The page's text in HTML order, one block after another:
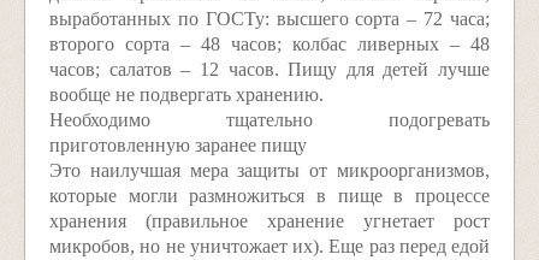
выработанных по ГОСТу: высшего сорта – 72 часа;
второго сорта – 48 часов; колбас ливерных – 48
часов; салатов – 12 часов. Пищу для детей лучше
вообще не подвергать хранению.
Необходимо тщательно подогревать
приготовленную заранее пищу
Это наилучшая мера защиты от микроорганизмов,
которые могли размножиться в пище в процессе
хранения (правильное хранение угнетает рост
микробов, но не уничтожает их). Еще раз перед едой